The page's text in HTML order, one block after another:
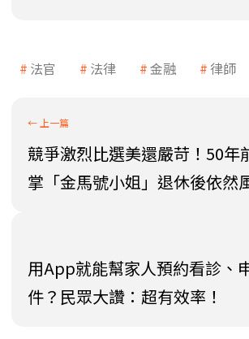
法官 法律 金融 律師
競爭激烈比選美還嚴苛！50年
掌「金馬號小姐」退休後依然
用App就能幫家人預約看診、
件？民眾大讚：超有效率！